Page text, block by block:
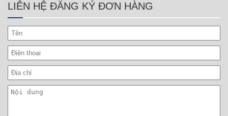
LIÊN HỆ ĐĂNG KÝ ĐƠN HÀNG